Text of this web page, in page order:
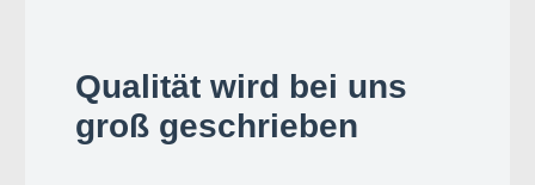
Qualität wird bei uns
groß geschrieben